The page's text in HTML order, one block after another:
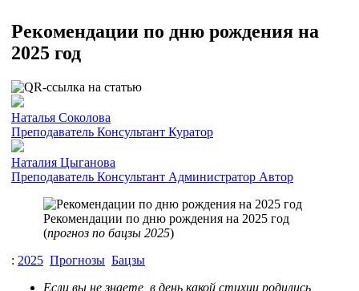
Рекомендации по дню рождения на
2025 год
Наталья Соколова
Преподаватель Консультант Куратор
Наталия Цыганова
Преподаватель Консультант Администратор Автор
Рекомендации по дню рождения на 2025 год
(прогноз по бацзы 2025)
: 2025 Прогнозы Бацзы
Если вы не знаете, в день какой стихии родились,